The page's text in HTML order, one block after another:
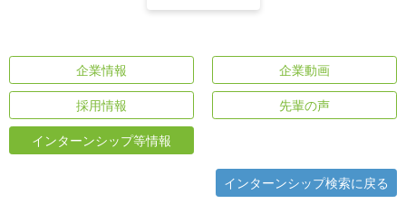
企業情報 企業動画
採用情報 先輩の声
インターンシップ等情報
インターンシップ検索に戻る